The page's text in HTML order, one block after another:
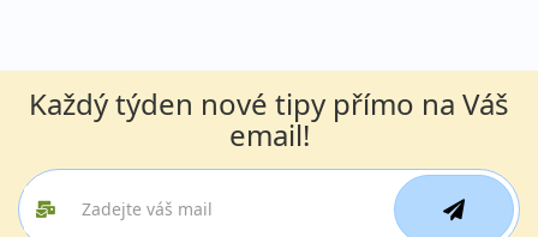
Každý týden nové tipy přímo na Váš
email!